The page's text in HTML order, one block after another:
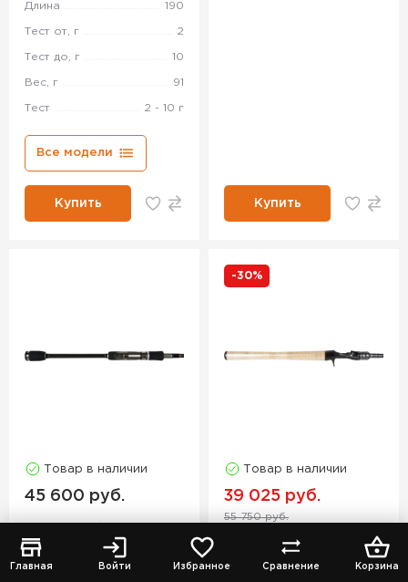
Главная Войти Избранное Сравнение Корзина
Длина 190
Тест от, г 2
Тест до, г 10
Вес, г 91
Тест 2 - 10 г
Все модели
Купить Купить
Товар в наличии
45 600 руб.
Glamour Rock Fish
TX
-30%
Товар в наличии
39 025 руб.
55 750 руб.
COMPANY